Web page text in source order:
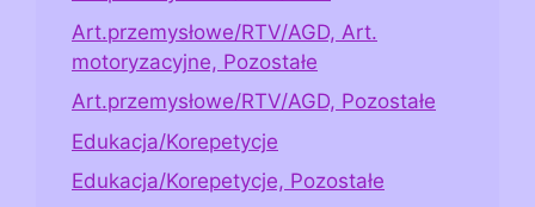
Art.przemysłowe/RTV/AGD, Art.
motoryzacyjne, Pozostałe
Art.przemysłowe/RTV/AGD, Pozostałe
Edukacja/Korepetycje
Edukacja/Korepetycje, Pozostałe